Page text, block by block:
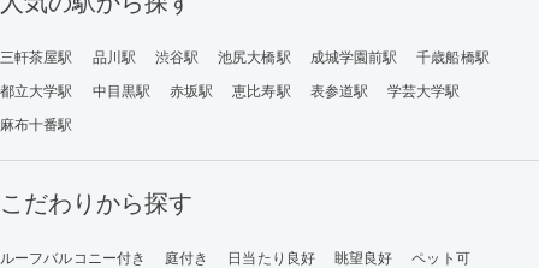
三軒茶屋駅 品川駅 渋谷駅 池尻大橋駅 成城学園前駅
千歳船橋駅
都立大学駅
中目黒駅 赤坂駅 恵比寿駅 表参道駅
学芸大学駅
麻布十番駅
こだわりから探す
ルーフバルコニー付き 庭付き 日当たり良好 眺望良好
ペット可